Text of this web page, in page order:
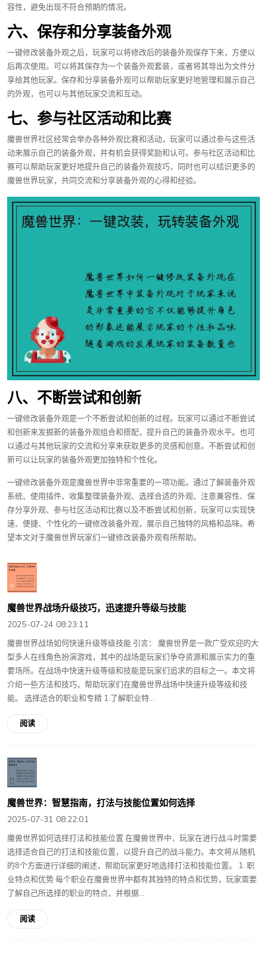
容性，避免出现不符合预期的情况。
六、保存和分享装备外观
一键修改装备外观之后，玩家可以将修改后的装备外观保存下来，方便以
后再次使用。可以将其保存为一个装备外观套装，或者将其导出为文件分
享给其他玩家。保存和分享装备外观可以帮助玩家更好地管理和展示自己
的外观，也可以与其他玩家交流和互动。
七、参与社区活动和比赛
魔兽世界社区经常会举办各种外观比赛和活动，玩家可以通过参与这些活
动来展示自己的装备外观，并有机会获得奖励和认可。参与社区活动和比
赛可以帮助玩家更好地提升自己的装备外观技巧，同时也可以结识更多的
魔兽世界玩家，共同交流和分享装备外观的心得和经验。
八、不断尝试和创新
一键修改装备外观是一个不断尝试和创新的过程。玩家可以通过不断尝试
和创新来发掘新的装备外观组合和搭配，提升自己的装备外观水平。也可
以通过与其他玩家的交流和分享来获取更多的灵感和创意。不断尝试和创
新可以让玩家的装备外观更加独特和个性化。
一键修改装备外观是魔兽世界中非常重要的一项功能。通过了解装备外观
系统、使用插件、收集整理装备外观、选择合适的外观、注意兼容性、保
存分享外观、参与社区活动和比赛以及不断尝试和创新，玩家可以实现快
速、便捷、个性化的一键修改装备外观，展示自己独特的风格和品味。希
望本文对于魔兽世界玩家们一键修改装备外观有所帮助。
魔兽世界战场升级技巧，迅速提升等级与技能
2025-07-24 08:23:11
魔兽世界战场如何快速升级等级技能 引言： 魔兽世界是一款广受欢迎的大
型多人在线角色扮演游戏，其中的战场是玩家们争夺资源和展示实力的重
要场所。在战场中快速升级等级和技能是玩家们追求的目标之一。本文将
介绍一些方法和技巧，帮助玩家们在魔兽世界战场中快速升级等级和技
能。 选择适合的职业和专精 1.了解职业特...
阅读
魔兽世界：智慧指南，打法与技能位置如何选择
2025-07-31 08:22:01
魔兽世界如何选择打法和技能位置 在魔兽世界中，玩家在进行战斗时需要
选择适合自己的打法和技能位置，以提升自己的战斗能力。本文将从随机
的8个方面进行详细的阐述，帮助玩家更好地选择打法和技能位置。 1. 职
业特点和优势 每个职业在魔兽世界中都有其独特的特点和优势，玩家需要
了解自己所选择的职业的特点，并根据...
阅读